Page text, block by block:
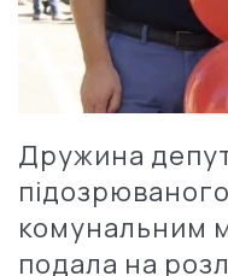
Дружина
комунальним
подала на